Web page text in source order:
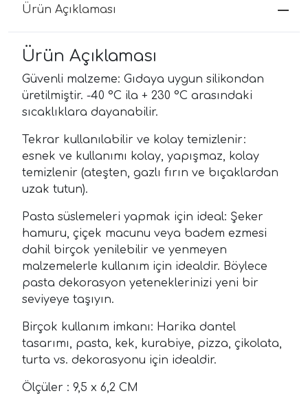
Ürün Açıklaması
Ürün Açıklaması
Güvenli malzeme: Gıdaya uygun silikondan
üretilmiştir. -40 °C ila + 230 °C arasındaki
sıcaklıklara dayanabilir.
Tekrar kullanılabilir ve kolay temizlenir:
esnek ve kullanımı kolay, yapışmaz, kolay
temizlenir (ateşten, gazlı fırın ve bıçaklardan
uzak tutun).
Pasta süslemeleri yapmak için ideal: Şeker
hamuru, çiçek macunu veya badem ezmesi
dahil birçok yenilebilir ve yenmeyen
malzemelerle kullanım için idealdir. Böylece
pasta dekorasyon yeteneklerinizi yeni bir
seviyeye taşıyın.
Birçok kullanım imkanı: Harika dantel
tasarımı, pasta, kek, kurabiye, pizza, çikolata,
turta vs. dekorasyonu için idealdir.
Ölçüler : 9,5 x 6,2 CM